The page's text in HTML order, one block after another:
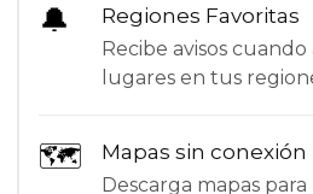
🔔 Regiones Favoritas
Recibe avisos
lugares en tus
🗺 Mapas sin conexión
Descarga mapas